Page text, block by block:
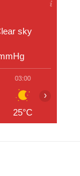
sky
03:00
25°C
›